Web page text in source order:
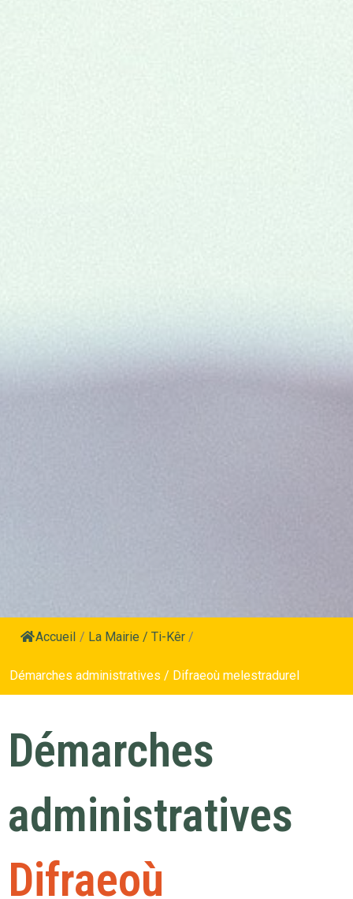
Accueil / La Mairie / Ti-Kêr /
Démarches administratives / Difraeoù melestradurel
Démarches
administratives
Difraeoù